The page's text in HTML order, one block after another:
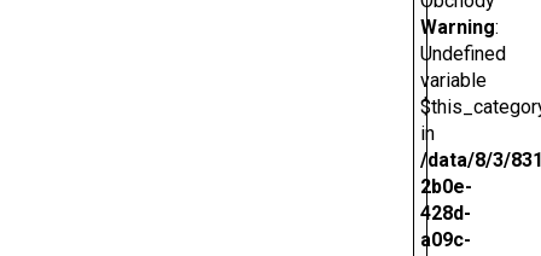
Warning:
Undefined
variable
in
/data/8/3/
2b0e-
428d-
a09c-